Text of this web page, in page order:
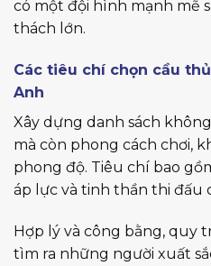
có một đội hình mạnh mẽ
thách lớn.
Các tiêu chí chọn cầu
Anh
Xây dựng danh sách
mà còn phong cách chơi,
phong độ. Tiêu chí bao
áp lực và tinh thần thi đấu
Hợp lý và công bằng, quy
tìm ra những người xuất